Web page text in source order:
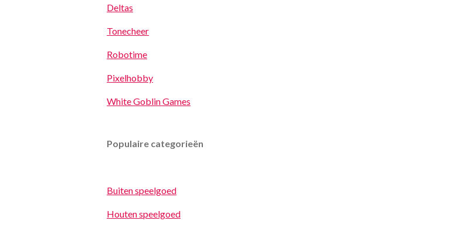
Deltas
Tonecheer
Robotime
Pixelhobby
White Goblin Games
Populaire categorieën
Buiten speelgoed
Houten speelgoed